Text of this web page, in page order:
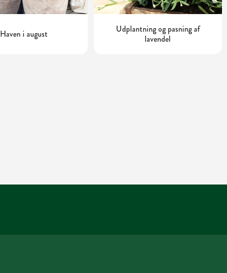
Haven i august
Udplantning og pasning af
lavendel